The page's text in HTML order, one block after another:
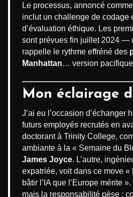
Le processus, annoncé
inclut un challenge de codage
d’évaluation éthique. Les
sont prévues fin juillet 2024 —
rappelle le rythme effréné des
Manhattan… version
Mon éclairage
J’ai eu l’occasion d’échanger
futurs employés recrutés en
doctorant à Trinity College,
ambiante à la « Semaine du
James Joyce. L’autre,
expatriée, voit dans ce move «
bâtir l’IA que l’Europe mérite
mais la responsabilité pèse :